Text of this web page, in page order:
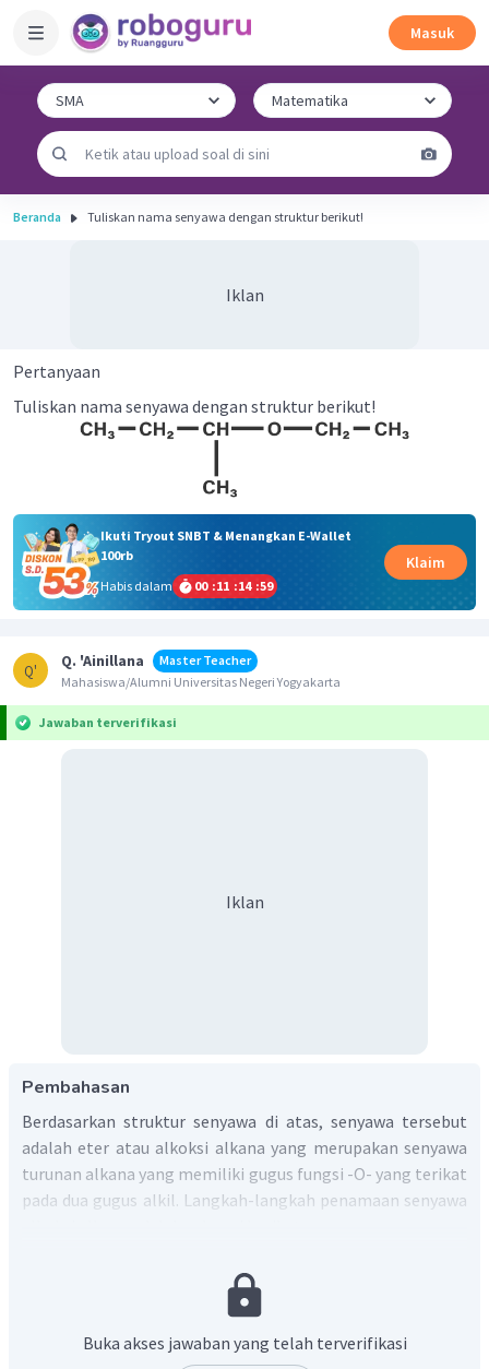
Masuk
Beranda Tuliskan nama senyawa dengan struktur berikut!
Iklan
Pertanyaan
Tuliskan nama senyawa dengan struktur berikut!
Ikuti Tryout SNBT & Menangkan E-Wallet
100rb
Habis dalam
00 :11 :14 :59
Klaim
Q'
Q. 'Ainillana
Master Teacher
Mahasiswa/Alumni Universitas Negeri Yogyakarta
Jawaban terverifikasi
Iklan
Pembahasan
Berdasarkan struktur senyawa di atas, senyawa tersebut
adalah eter atau alkoksi alkana yang merupakan senyawa
turunan alkana yang memiliki gugus fungsi -O- yang terikat
pada dua gugus alkil. Langkah-langkah penamaan senyawa
Alkil dengan jumlah atom C lebih banyak dianggap sebagai
alkana, sedangkan alkil dengan jumlah atom C lebih sedikit
tersebut, dapat diketahui butana sebagai rantai utama dan
Buka akses jawaban yang telah terverifikasi